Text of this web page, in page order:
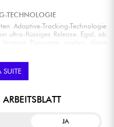
TECHNOLOGIE
Adaptive-Tracking-Technologie
ultra-flüssiges Release. Egal, ob
Passagen spielen, diese
Pedalboard-Konfiguration
integrieren und sorgen
SUITE
JA